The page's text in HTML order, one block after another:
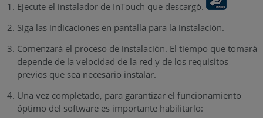
Ejecute el instalador de InTouch que descargó.
Siga las indicaciones en pantalla para la instalación.
Comenzará el proceso de instalación. El tiempo que tomará
depende de la velocidad de la red y de los requisitos
previos que sea necesario instalar.
Una vez completado, para garantizar el funcionamiento
óptimo del software es importante habilitarlo: